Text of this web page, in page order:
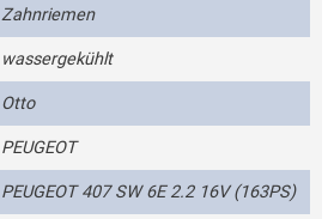
Zahnriemen
wassergekühlt
Otto
PEUGEOT
PEUGEOT 407 SW 6E 2.2 16V (163PS)